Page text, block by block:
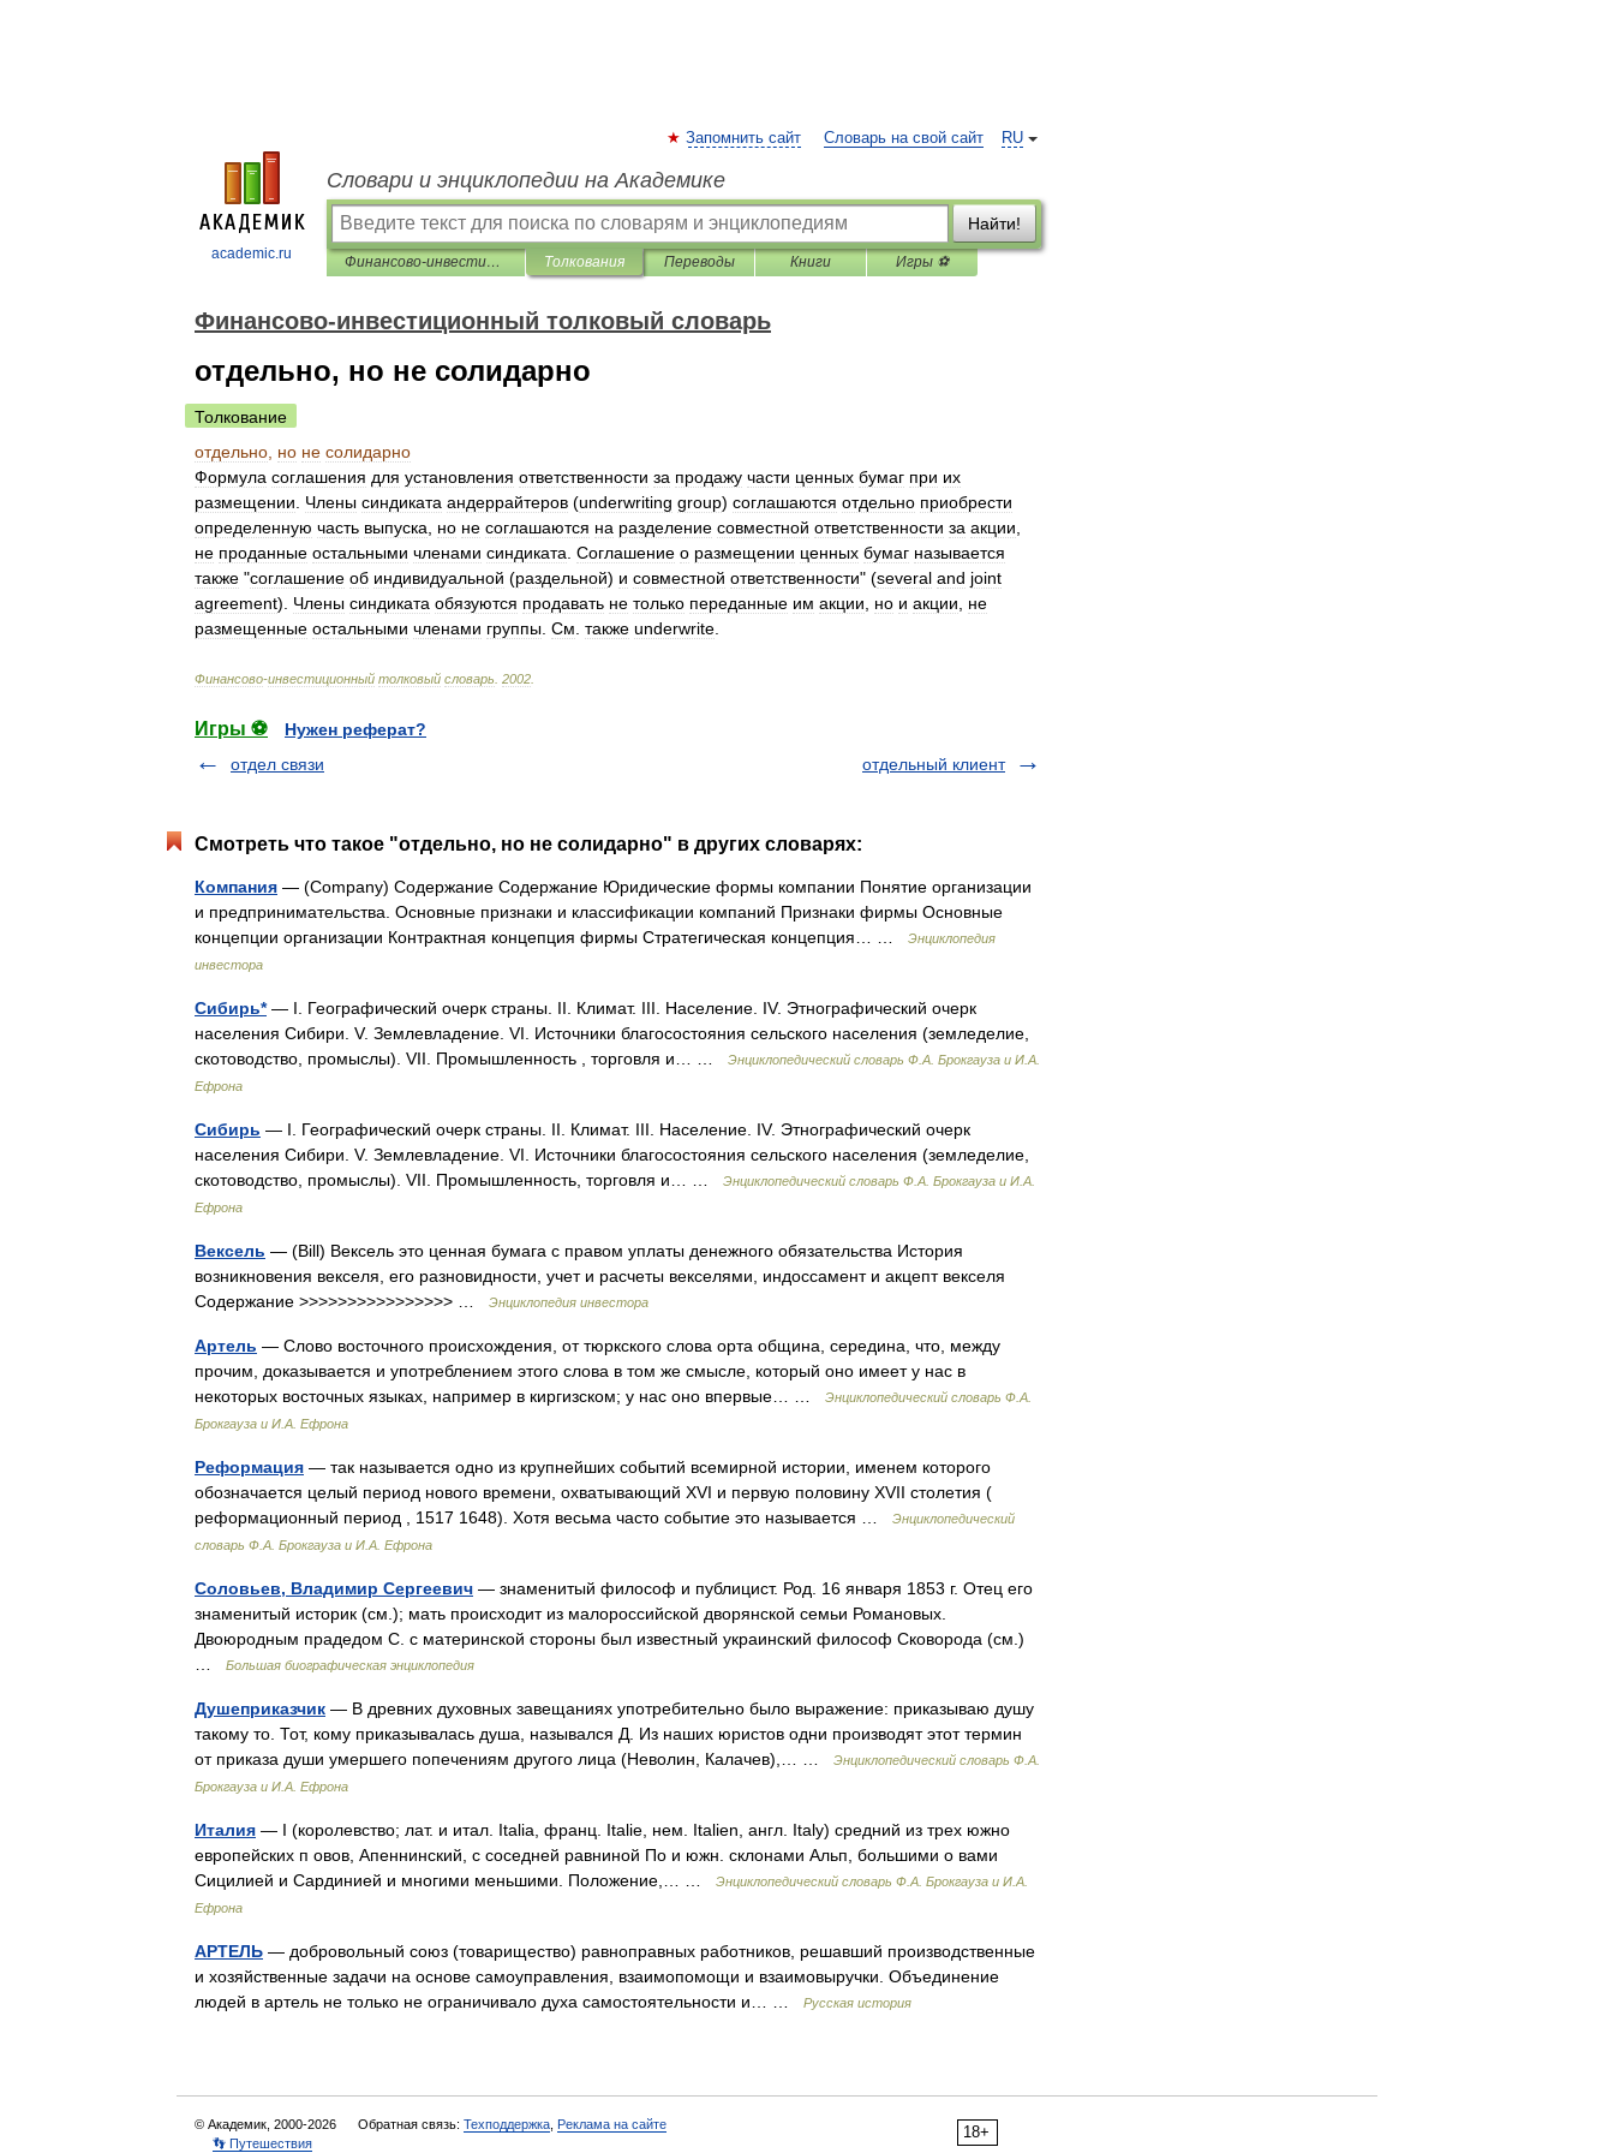
academic.ru
RU
Запомнить сайт Словарь на свой сайт
Словари и энциклопедии на Академике
Найти!
Финансово-инвестиционный толковый словарь Толкования Переводы Книги Игры ⚽
Финансово-инвестиционный толковый словарь
отдельно, но не солидарно
Толкование
отдельно но не солидарно
Формула соглашения для установления ответственности за продажу части ценных бумаг при их
размещении
Члены синдиката андеррайтеров (underwriting group) соглашаются отдельно приобрести
определенную часть выпуска но не соглашаются на разделение совместной ответственности за акции
не проданные остальными членами синдиката Соглашение о размещении ценных бумаг называется
также "соглашение об индивидуальной (раздельной) и совместной ответственности" (several and joint
agreement). Члены синдиката обязуются продавать не только переданные им акции но и акции
не
размещенные остальными членами группы См также underwrite
Финансово-инвестиционный толковый словарь 2002
Игры ⚽
Нужен реферат?
отдел связи
отдельный клиент
Смотреть что такое "отдельно, но не солидарно" в других словарях:
Компания — (Company) Содержание Содержание Юридические формы компании Понятие организации
и предпринимательства. Основные признаки и классификации компаний Признаки фирмы Основные
концепции организации Контрактная концепция фирмы Стратегическая концепция… …
Энциклопедия
инвестора
Сибирь*— I. Географический очерк страны. II. Климат. III. Население. IV. Этнографический очерк
населения Сибири. V. Землевладение. VI. Источники благосостояния сельского населения (земледелие,
скотоводство, промыслы). VII. Промышленность , торговля и… …
Энциклопедический словарь Ф.А. Брокгауза и И.А.
Ефрона
Сибирь — I. Географический очерк страны. II. Климат. III. Население. IV. Этнографический очерк
населения Сибири. V. Землевладение. VI. Источники благосостояния сельского населения (земледелие,
скотоводство, промыслы). VII. Промышленность, торговля и… …
Энциклопедический словарь Ф.А. Брокгауза и И.А.
Ефрона
Вексель — (Bill) Вексель это ценная бумага с правом уплаты денежного обязательства История
возникновения векселя, его разновидности, учет и расчеты векселями, индоссамент и акцепт векселя
Содержание >>>>>>>>>>>>>>>> …
Энциклопедия инвестора
Артель — Слово восточного происхождения, от тюркского слова орта община, середина, что, между
прочим, доказывается и употреблением этого слова в том же смысле, который оно имеет у нас в
некоторых восточных языках, например в киргизском; у нас оно впервые… …
Энциклопедический словарь Ф.А.
Брокгауза и И.А. Ефрона
Реформация — так называется одно из крупнейших событий всемирной истории, именем которого
обозначается целый период нового времени, охватывающий XVI и первую половину XVII столетия (
реформационный период , 1517 1648). Хотя весьма часто событие это называется …
Энциклопедический
словарь Ф.А. Брокгауза и И.А. Ефрона
Соловьев, Владимир Сергеевич — знаменитый философ и публицист. Род. 16 января 1853 г. Отец его
знаменитый историк (см.); мать происходит из малороссийской дворянской семьи Романовых.
Двоюродным прадедом С. с материнской стороны был известный украинский философ Сковорода (см.)
Большая биографическая энциклопедия
Душеприказчик — В древних духовных завещаниях употребительно было выражение: приказываю душу
такому то. Тот, кому приказывалась душа, назывался Д. Из наших юристов одни производят этот термин
от приказа души умершего попечениям другого лица (Неволин, Калачев),… …
Энциклопедический словарь Ф.А.
Брокгауза и И.А. Ефрона
Италия — I (королевство; лат. и итал. Italia, франц. Italie, нем. Italien, англ. Italy) средний из трех южно
европейских п овов, Апеннинский, с соседней равниной По и южн. склонами Альп, большими о вами
Сицилией и Сардинией и многими меньшими. Положение,… …
Энциклопедический словарь Ф.А. Брокгауза и И.А.
Ефрона
АРТЕЛЬ — добровольный союз (товарищество) равноправных работников, решавший производственные
и хозяйственные задачи на основе самоуправления, взаимопомощи и взаимовыручки. Объединение
людей в артель не только не ограничивало духа самостоятельности и… …
Русская история
18+
© Академик, 2000-2026 Обратная связь: Техподдержка Реклама на сайте
👣 Путешествия